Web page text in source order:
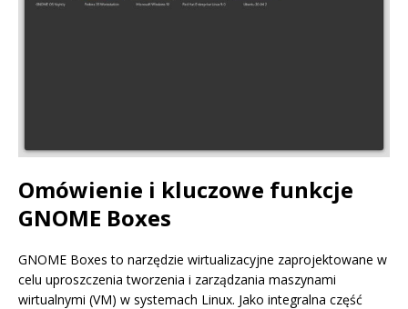
Omówienie i kluczowe funkcje
GNOME Boxes
GNOME Boxes to narzędzie wirtualizacyjne zaprojektowane w
celu uproszczenia tworzenia i zarządzania maszynami
wirtualnymi (VM) w systemach Linux. Jako integralna część